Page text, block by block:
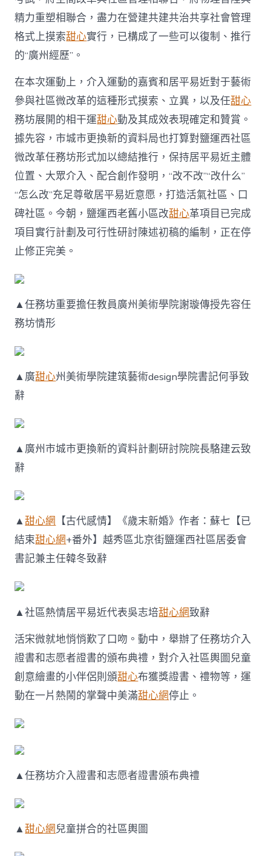
精力重塑相聯合，盡力在營建共建共治共享社會管理
格式上摸索甜心實行，已構成了一些可以復制、推行
的“廣州經歷”。
在本次運動上，介入運動的嘉賓和居平易近對于藝術
參與社區微改革的這種形式摸索、立異，以及任甜心
務坊展開的相干運甜心動及其成效表現確定和贊賞。
據先容，市城市更換新的資料局也打算對鹽運西社區
微改革任務坊形式加以總結推行，保持居平易近主體
位置、大眾介入、配合創作發明，“改不改”“改什么”
“怎么改”充足尊敬居平易近意愿，打造活氣社區、口
碑社區。今朝，鹽運西老舊小區改甜心革項目已完成
項目實行計劃及可行性研討陳述初稿的編制，正在停
止修正完美。
▲任務坊重要擔任教員廣州美術學院謝璇傳授先容任
務坊情形
▲廣甜心州美術學院建筑藝術design學院書記何爭致
辭
▲廣州市城市更換新的資料計劃研討院院長駱建云致
辭
▲甜心網
【古代感情】《歲末新婚》作者：蘇七【已
結束甜心網+番外】越秀區北京街鹽運西社區居委會
書記兼主任韓冬致辭
▲社區熱情居平易近代表吳志培甜心網致辭
活宋微就地悄悄歎了口吻。動中，舉辦了任務坊介入
證書和志愿者證書的頒布典禮，對介入社區輿圖兒童
創意繪畫的小伴侶則頒甜心布獲獎證書、禮物等，運
動在一片熱鬧的掌聲中美滿甜心網停止。
▲任務坊介入證書和志愿者證書頒布典禮
▲甜心網兒童拼合的社區輿圖